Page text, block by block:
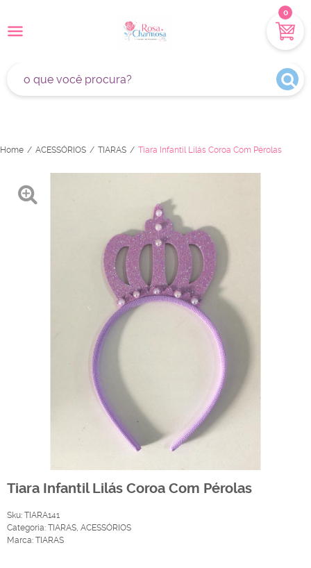
0
Home ACESSÓRIOS TIARAS Tiara Infantil Lilás Coroa Com Pérolas
Tiara Infantil Lilás Coroa Com Pérolas
Sku: TIARA141
Categoria: TIARAS, ACESSÓRIOS
Marca: TIARAS